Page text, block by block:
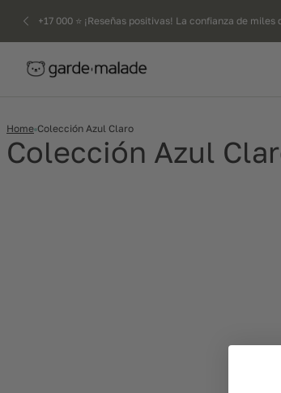
to
+17 000 ⭐️ ¡Reseñas positivas! La confianza de
Home Colección Azul Claro
Colección Azul